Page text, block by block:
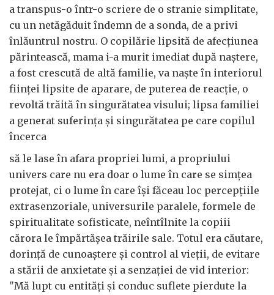
a transpus-o într-o scriere de o stranie simplitate,
cu un netăgăduit îndemn de a sonda, de a privi
înlăuntrul nostru. O copilărie lipsită de afecțiunea
părintească, mama i-a murit imediat după naștere,
a fost crescută de altă familie, va naște în interiorul
ființei lipsite de aparare, de puterea de reacție, o
revoltă trăită în singurătatea visului; lipsa familiei
a generat suferința și singurătatea pe care copilul
încerca
să le lase în afara propriei lumi, a propriului
univers care nu era doar o lume în care se simțea
protejat, ci o lume în care își făceau loc percepțiile
extrasenzoriale, universurile paralele, formele de
spiritualitate sofisticate, neîntîlnite la copiii
cărora le împărtășea trăirile sale. Totul era căutare,
dorință de cunoaștere și control al vieții, de evitare
a stării de anxietate și a senzației de vid interior:
"Mă lupt cu entități și conduc suflete pierdute la